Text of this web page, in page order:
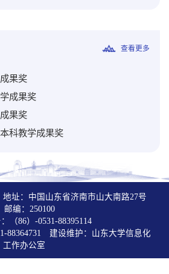
查看更多
果奖
成果奖
果奖
科教学成果奖
址：中国山东省济南市山大南路27号
邮编：250100
（86）-0531-88395114
88364731 建设维护：山东大学信息化
工作办公室